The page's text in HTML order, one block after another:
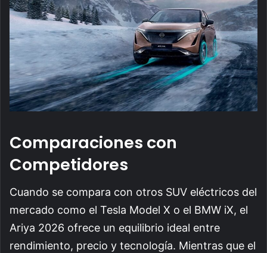
Comparaciones con
Competidores
Cuando se compara con otros SUV eléctricos del
mercado como el Tesla Model X o el BMW iX, el
Ariya 2026 ofrece un equilibrio ideal entre
rendimiento, precio y tecnología. Mientras que el